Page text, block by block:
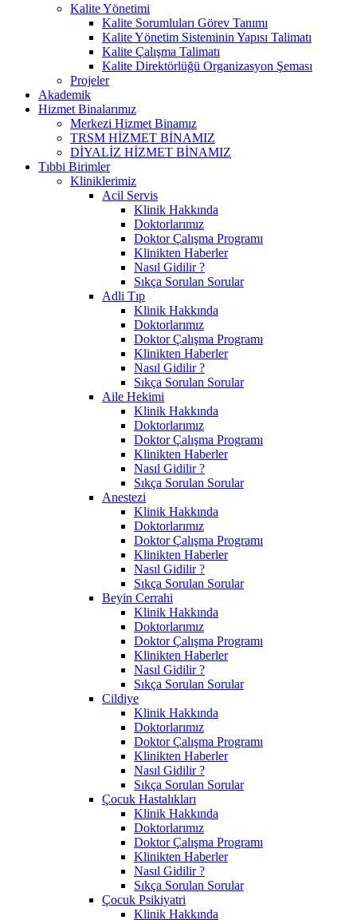
Kalite Yönetimi
Kalite Sorumluları Görev Tanımı
Kalite Yönetim Sisteminin Yapısı Talimatı
Kalite Çalışma Talimatı
Kalite Direktörlüğü Organizasyon Şeması
Projeler
Akademik
Hizmet Binalarımız
Merkezi Hizmet Binamız
TRSM HİZMET BİNAMIZ
DİYALİZ HİZMET BİNAMIZ
Tıbbi Birimler
Kliniklerimiz
Acil Servis
Klinik Hakkında
Doktorlarımız
Doktor Çalışma Programı
Klinikten Haberler
Nasıl Gidilir ?
Sıkça Sorulan Sorular
Adli Tıp
Klinik Hakkında
Doktorlarımız
Doktor Çalışma Programı
Klinikten Haberler
Nasıl Gidilir ?
Sıkça Sorulan Sorular
Aile Hekimi
Klinik Hakkında
Doktorlarımız
Doktor Çalışma Programı
Klinikten Haberler
Nasıl Gidilir ?
Sıkça Sorulan Sorular
Anestezi
Klinik Hakkında
Doktorlarımız
Doktor Çalışma Programı
Klinikten Haberler
Nasıl Gidilir ?
Sıkça Sorulan Sorular
Beyin Cerrahi
Klinik Hakkında
Doktorlarımız
Doktor Çalışma Programı
Klinikten Haberler
Nasıl Gidilir ?
Sıkça Sorulan Sorular
Cildiye
Klinik Hakkında
Doktorlarımız
Doktor Çalışma Programı
Klinikten Haberler
Nasıl Gidilir ?
Sıkça Sorulan Sorular
Çocuk Hastalıkları
Klinik Hakkında
Doktorlarımız
Doktor Çalışma Programı
Klinikten Haberler
Nasıl Gidilir ?
Sıkça Sorulan Sorular
Çocuk Psikiyatri
Klinik Hakkında